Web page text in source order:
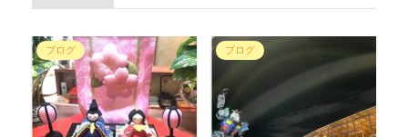
ブログ ブログ